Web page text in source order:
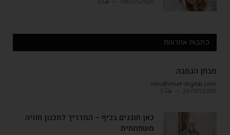
כתבות אחרונות
מבחן הגמבה
info@chief-digital.com
כאן חוגגים בכיף – המדריך לתכנון חוויה
משפחתית